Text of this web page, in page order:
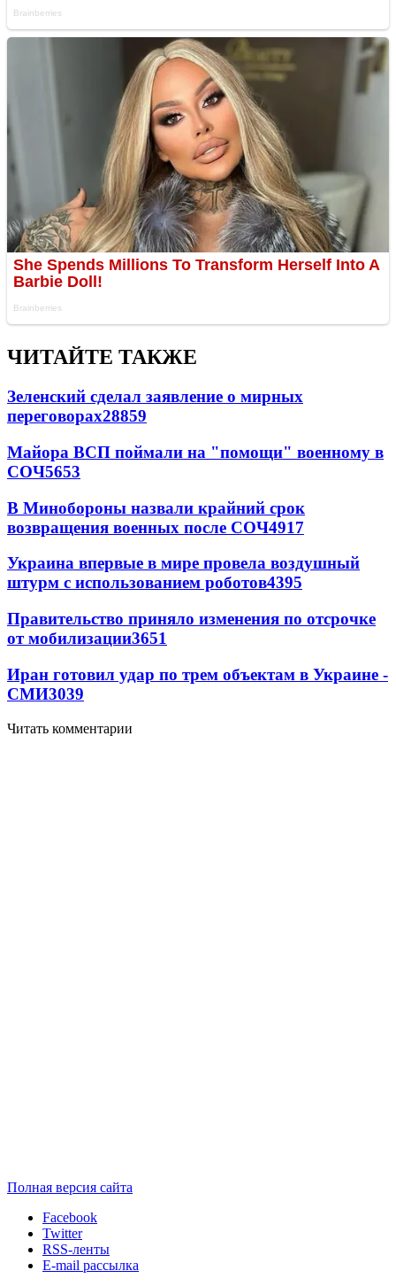
ЧИТАЙТЕ ТАКЖЕ
Зеленский сделал заявление о мирных
переговорах28859
Майора ВСП поймали на "помощи" военному в
СОЧ5653
В Минобороны назвали крайний срок
возвращения военных после СОЧ4917
Украина впервые в мире провела воздушный
штурм с использованием роботов4395
Правительство приняло изменения по отсрочке
от мобилизации3651
Иран готовил удар по трем объектам в Украине -
СМИ3039
Читать комментарии
Полная версия сайта
Facebook
Twitter
RSS-ленты
E-mail рассылка